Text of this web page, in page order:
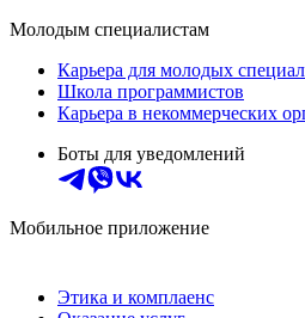
Молодым специалистам
Карьера для молодых
Школа программистов
Карьера в некоммерческих
Боты для уведомлений
Мобильное приложение
Этика и комплаенс